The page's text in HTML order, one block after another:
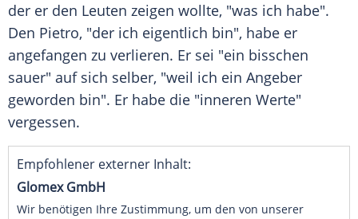
der er den Leuten zeigen wollte, "was ich habe".
Den Pietro, "der ich eigentlich bin", habe er
angefangen zu verlieren. Er sei "ein bisschen
sauer" auf sich selber, "weil ich ein Angeber
geworden bin". Er habe die "inneren Werte"
vergessen.
Empfohlener externer Inhalt:
Glomex GmbH
Wir benötigen Ihre Zustimmung, um den von unserer